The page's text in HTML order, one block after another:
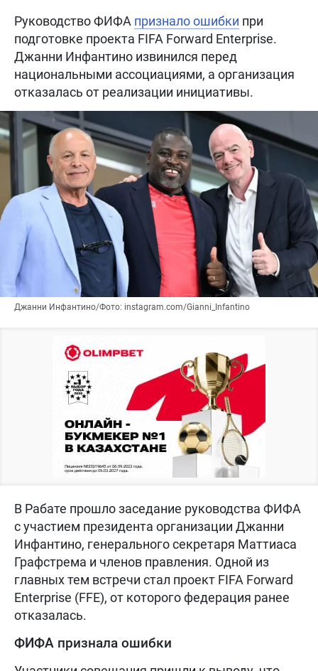
Руководство ФИФА признало ошибки при
подготовке проекта FIFA Forward Enterprise.
Джанни Инфантино извинился перед
национальными ассоциациями, а организация
отказалась от реализации инициативы.
Джанни Инфантино/Фото: instagram.com/Gianni_Infantino
В Рабате прошло заседание руководства ФИФА
с участием президента организации Джанни
Инфантино, генерального секретаря Маттиаса
Графстрема и членов правления. Одной из
главных тем встречи стал проект FIFA Forward
Enterprise (FFE), от которого федерация ранее
отказалась.
ФИФА признала ошибки